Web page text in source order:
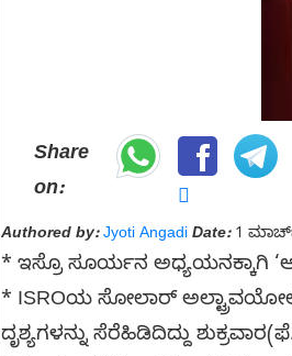
Share
on:
Authored by: Jyoti Angadi Date:1
* ಇಸ್ರೊ ಸೂರ್ಯನ ಅಧ್ಯಯನಕ್ಕಾಗಿ
* ISROಯ ಸೋಲಾರ್
ದೃಶ್ಯಗಳನ್ನು ಸೆರೆಹಿಡಿದಿದ್ದು